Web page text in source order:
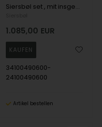
Siersbøl set , mit insgesamt 1,00 ct Top Wesselston VS2
1.085,00 EUR
34100490600-
24100490600
Artikel bestellen